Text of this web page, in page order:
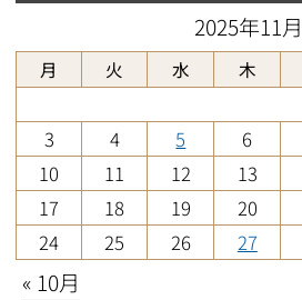
2025年11月
月 火 水 木
3
4 5 6
10
11 12 13
17
18 19 20
24
25 26 27
« 10月